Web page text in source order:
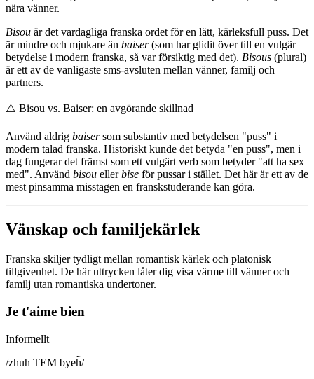
nära vänner.
Bisou är det vardagliga franska ordet för en lätt, kärleksfull puss. Det
är mindre och mjukare än baiser(som har glidit över till en vulgär
betydelse i modern franska, så var försiktig med det). Bisous (plural)
är ett av de vanligaste sms-avsluten mellan vänner, familj och
partners.
⚠️ Bisou vs. Baiser: en avgörande skillnad
Använd aldrig baisersom substantiv med betydelsen "puss" i
modern talad franska. Historiskt kunde det betyda "en puss", men i
dag fungerar det främst som ett vulgärt verb som betyder "att ha sex
med". Använd bisou ellerbise för pussar i stället. Det här är ett av de
mest pinsamma misstagen en franskstuderande kan göra.
Vänskap och familjekärlek
Franska skiljer tydligt mellan romantisk kärlek och platonisk
tillgivenhet. De här uttrycken låter dig visa värme till vänner och
familj utan romantiska undertoner.
Je t'aime bien
Informellt
/zhuh TEM byeh̃/